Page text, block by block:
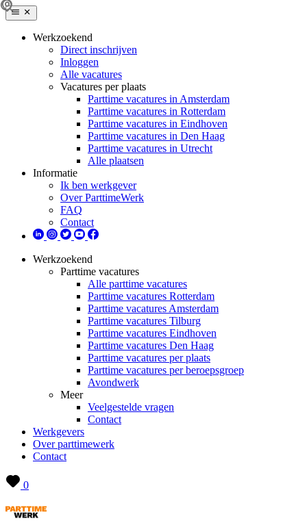
Werkzoekend
Direct inschrijven
Inloggen
Alle vacatures
Vacatures per plaats
Parttime vacatures in Amsterdam
Parttime vacatures in Rotterdam
Parttime vacatures in Eindhoven
Parttime vacatures in Den Haag
Parttime vacatures in Utrecht
Alle plaatsen
Informatie
Ik ben werkgever
Over ParttimeWerk
FAQ
Contact
Werkzoekend
Parttime vacatures
Alle parttime vacatures
Parttime vacatures Rotterdam
Parttime vacatures Amsterdam
Parttime vacatures Tilburg
Parttime vacatures Eindhoven
Parttime vacatures Den Haag
Parttime vacatures per plaats
Parttime vacatures per beroepsgroep
Avondwerk
Meer
Veelgestelde vragen
Contact
Werkgevers
Over parttimewerk
Contact
0